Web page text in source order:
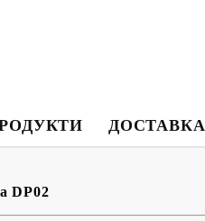
профил
ДОСТАВКА
DP02